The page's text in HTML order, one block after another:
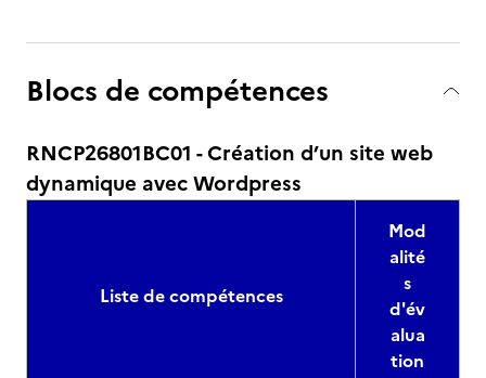
Blocs de compétences
RNCP26801BC01 - Création d’un site web
dynamique avec Wordpress
Liste de compétences
Mod
alité
s
d'év
alua
tion